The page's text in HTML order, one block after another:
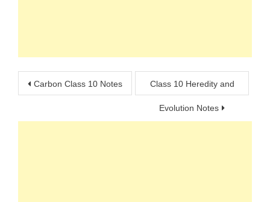
Post
Carbon Class 10 Notes Class 10 Heredity and
Evolution Notes